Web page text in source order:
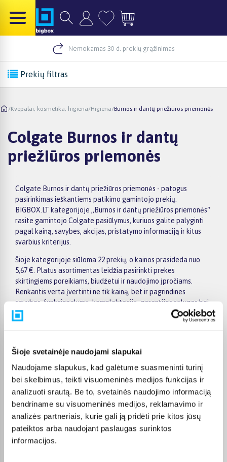
Šioje svetainėje naudojami slapukai
Naudojame slapukus, kad galėtume suasmeninti turinį
bei skelbimus, teikti visuomeninės medijos funkcijas ir
analizuoti srautą. Be to, svetainės naudojimo informaciją
bendriname su visuomeninės medijos, reklamavimo ir
analizės partneriais, kurie gali ją pridėti prie kitos jūsų
pateiktos arba naudojant paslaugas surinktos
informacijos.
Nemokamas 30 d. prekių grąžinimas
Prekių filtras
/Kvepalai, kosmetika, higiena/Higiena/Burnos ir dantų priežiūros priemonės
Colgate Burnos ir dantų
priežiūros priemonės
Colgate Burnos ir dantų priežiūros priemonės - patogus
pasirinkimas ieškantiems patikimo gamintojo prekių.
BIGBOX.LT kategorijoje „Burnos ir dantų priežiūros priemonės“
rasite gamintojo Colgate pasiūlymus, kuriuos galite palyginti
pagal kainą, savybes, akcijas, pristatymo informaciją ir kitus
svarbius kriterijus.
Šioje kategorijoje siūloma 22 prekių, o kainos prasideda nuo
5,67 €. Platus asortimentas leidžia pasirinkti prekes
skirtingiems poreikiams, biudžetui ir naudojimo įpročiams.
Renkantis verta įvertinti ne tik kainą, bet ir pagrindines
savybes, funkcionalumą, komplektaciją, garantijos sąlygas bei
taikomus specialius pasiūlymus.
Puslapyje esantys filtrai padeda greičiau atrasti aktualius
Atsižvelkite į jums svarbiausius kriterijus, pristatymo
informaciją ir prekės aprašymą, kad galėtumėte priimti patogų
ir apgalvotą sprendimą.
Palyginkite Colgate prekes BIGBOX.LT ir išsirinkite
tinkamiausią variantą internetu.